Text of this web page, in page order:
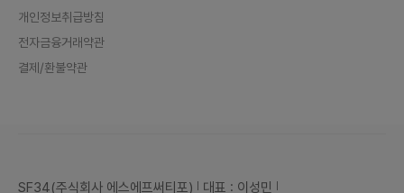
개인정보취급방침
전자금융거래약관
결제/환불약관
SF34(주식회사 에스에프써티포)
대표 : 이성민